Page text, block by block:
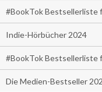
#BookTok Bestsellerliste
Indie-Hörbücher 2024
#BookTok Bestsellerliste
Die Medien-Bestseller